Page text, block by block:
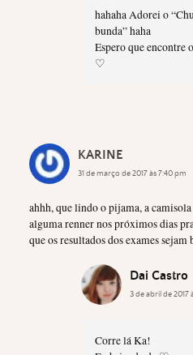
hahaha Adorei o
bunda” haha
Espero que encontre
♡
KARINE
31 de março de 2017 às 7:40 pm
ahhh, que lindo o pijama, a
alguma renner nos próximos dias
que os resultados dos exames
Dai Castro
3 de abril de 2017
Corre lá Ka!